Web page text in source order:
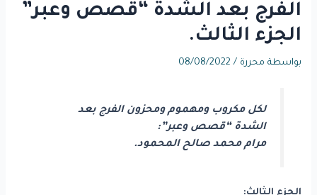
الفرج بعد الشدة “قصص وعبر”
الجزء الثالث.
بواسطة محررة /
08/08/2022
لكل مكروب ومهموم ومحزون الفرج بعد
الشدة “قصص وعبر”:
مرام محمد صالح المحمود.
الجزء الثالث: